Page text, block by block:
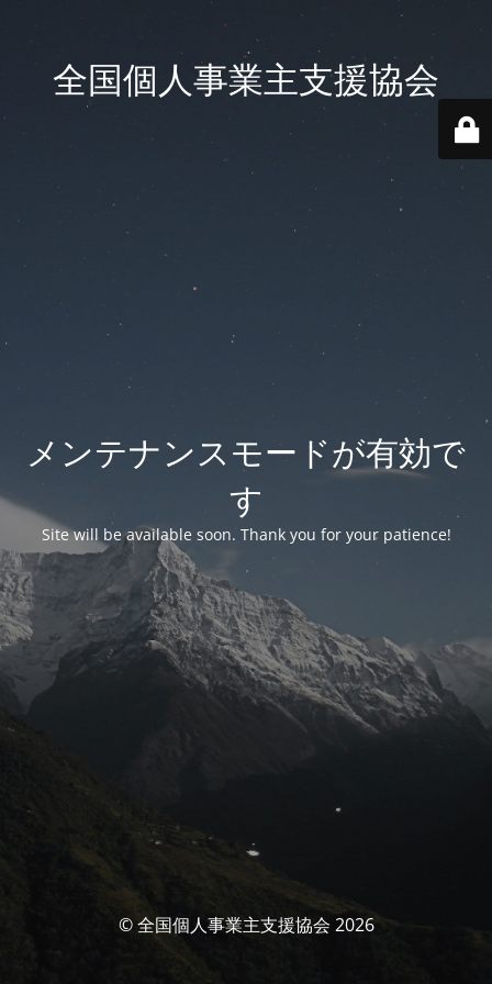
全国個人事業主支援協会
メンテナンスモードが有効で
す
Site will be available soon. Thank you for your patience!
© 全国個人事業主支援協会 2026